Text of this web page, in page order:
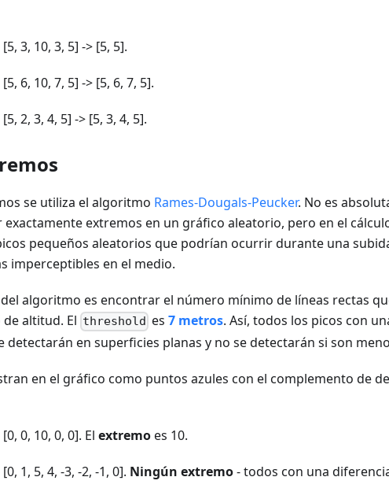
3, 10, 3, 5] -> [5, 5].
6, 10, 7, 5] -> [5, 6, 7, 5].
2, 3, 4, 5] -> [5, 3, 4, 5].
se utiliza el algoritmo Rames-Dougals-Peucker. No es
extremos en un gráfico aleatorio, pero en el
pequeños aleatorios que podrían ocurrir durante una
imperceptibles en el medio.
algoritmo es encontrar el número mínimo de líneas rectas
altitud. El threshold es7 metros. Así, todos los picos con
detectarán en superficies planas y no se detectarán si son
en el gráfico como puntos azules con el complemento de
0, 10, 0, 0]. El extremoes 10.
1, 5, 4, -3, -2, -1, 0]. Ningún extremo- todos con una